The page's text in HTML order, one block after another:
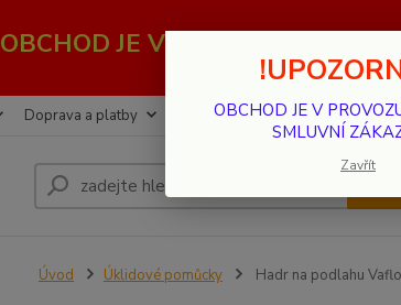
OBCHOD JE V PROVOZU
Doprava a platby Kontakty
Úvod Úklidové pomůcky Hadr na podlahu
OBCHOD JE V
SMLUVNÍ
Zavřít